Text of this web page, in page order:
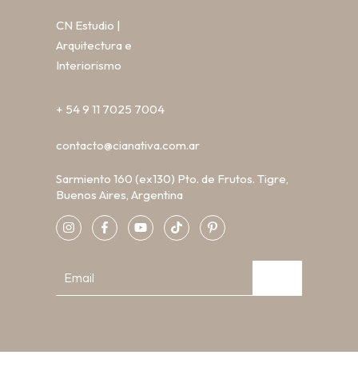
CN Estudio |
Arquitectura e
Interiorismo
+ 54 9 11 7025 7004
contacto@cianativa.com.ar
Sarmiento 160 (ex130) Pto. de Frutos. Tigre,
Buenos Aires, Argentina